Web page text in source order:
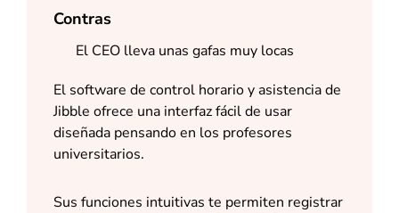
Contras
El CEO lleva unas gafas muy locas
El software de control horario y asistencia de
Jibble ofrece una interfaz fácil de usar
diseñada pensando en los profesores
universitarios.
Sus funciones intuitivas te permiten registrar